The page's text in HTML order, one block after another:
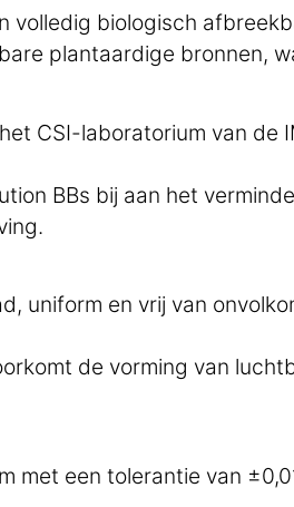
volledig biologisch
plantaardige bronnen,
CSI-laboratorium van de
BBs bij aan het
uniform en vrij van
de vorming van
met een tolerantie van